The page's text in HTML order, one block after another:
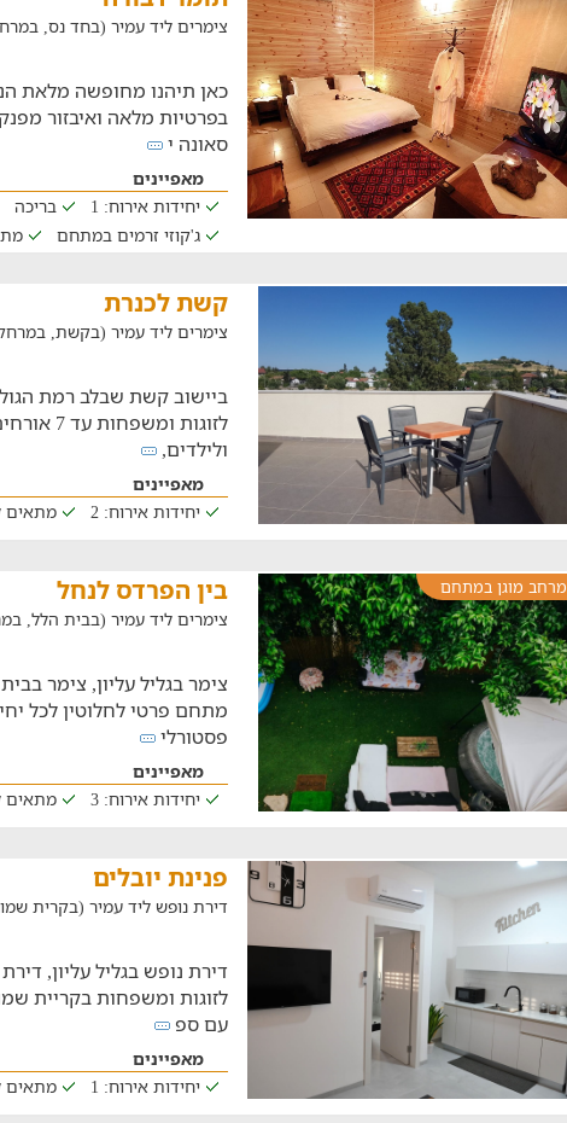
צימרים ליד עמיר (בחד נס, במרחק של
כאן תיהנו מחופשה מלאת
בפרטיות מלאה ואיבזור
סאונה י
מאפיינים
יחידות אירוח: 1
בריכה
ג'קוזי זרמים במתחם
קשת לכנרת
צימרים ליד עמיר (בקשת, במרחק של
ביישוב קשת שבלב רמת
לזוגות
ולילדים,
מאפיינים
יחידות אירוח: 2
מתאים
מרחב מוגן במתחם בין הפרדס לנחל
צימרים ליד עמיר (בבית הלל, במרחק
פסטורלי
מאפיינים
יחידות אירוח: 3
מתאים
פנינת יובלים
דירת נופש ליד עמיר (בקרית שמונה,
דירת נופש בגליל עליון,
לזוגות ומשפחות בקריית
עם ספ
מאפיינים
יחידות אירוח: 1
מתאים